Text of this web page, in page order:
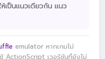
เป็นแนวเดียวกัน แนว
emulator หากเกมไม่
ช้ ActionScript เวอร์ชันที่ยังไม่